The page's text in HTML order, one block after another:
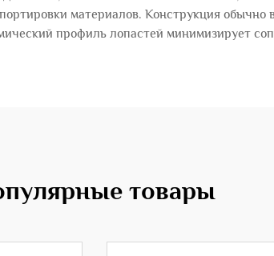
материалов. Конструкция обычно
профиль лопастей минимизирует
товары